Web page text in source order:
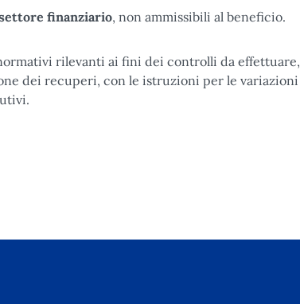
finanziario, non ammissibili al beneficio.
rilevanti ai fini dei controlli da effettuare,
dei recuperi, con le istruzioni per le variazioni